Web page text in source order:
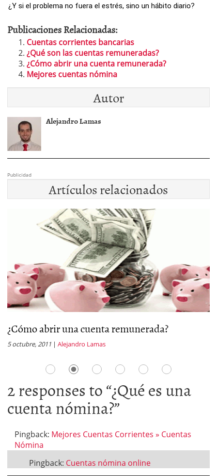
¿Y si el problema no fuera el estrés, sino un hábito diario?
Publicaciones Relacionadas:
Cuentas corrientes bancarias
¿Qué son las cuentas remuneradas?
¿Cómo abrir una cuenta remunerada?
Mejores cuentas nómina
Autor
Alejandro Lamas
Publicidad
Artículos relacionados
¿Cómo abrir una cuenta remunerada?
5 octubre, 2011 | Alejandro Lamas
2 responses to “¿Qué es una
cuenta nómina?”
Pingback: Mejores Cuentas Corrientes » Cuentas
Nómina
Pingback: Cuentas nómina online